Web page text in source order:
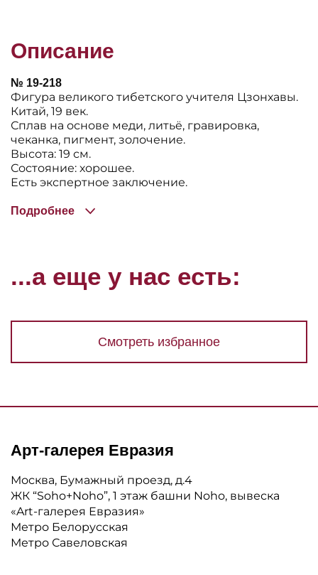
Описание
№ 19-218
Фигура великого тибетского учителя Цзонхавы.
Китай, 19 век.
Сплав на основе меди, литьë, гравировка,
чеканка, пигмент, золочение.
Высота: 19 см.
Состояние: хорошее.
Есть экспертное заключение.
Подробнее
...а еще у нас есть:
Смотреть избранное
Арт-галерея Евразия
Москва, Бумажный проезд, д.4
ЖК “Soho+Noho”, 1 этаж башни Noho, вывеска
«Art-галерея Евразия»
Метро Белорусская
Метро Савеловская